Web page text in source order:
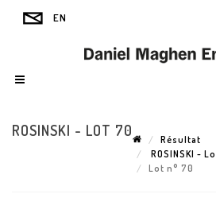
ROSINSKI - LOT 70
Résultat
ROSINSKI -
Lot n° 70